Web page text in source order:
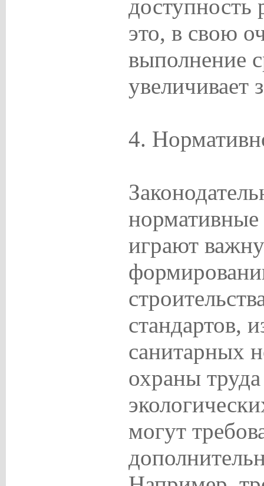
доступность
это, в свою
выполнение
увеличивает
4.
нормативные
играют
стандартов,
санитарных
охраны
могут